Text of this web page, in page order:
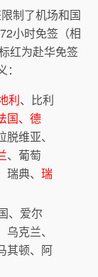
制了机场和国
小时免签（相
红为赴华免签
利、比利
国、德
脱维亚、
、葡萄
瑞典、瑞
、爱尔
克兰、
其顿、阿